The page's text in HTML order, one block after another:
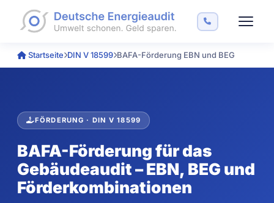
Startseite DIN V 18599 BAFA-Förderung EBN und BEG
FÖRDERUNG · DIN V 18599
BAFA-Förderung für das
Gebäudeaudit – EBN, BEG und
Förderkombinationen